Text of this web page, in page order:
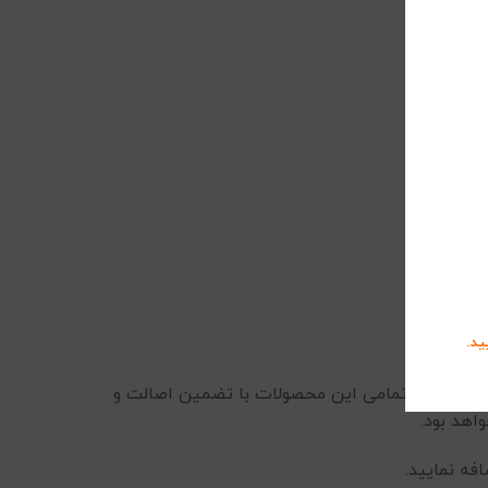
است. تمامی این محصولات با تضمین اصالت و
بود.
نمایید.